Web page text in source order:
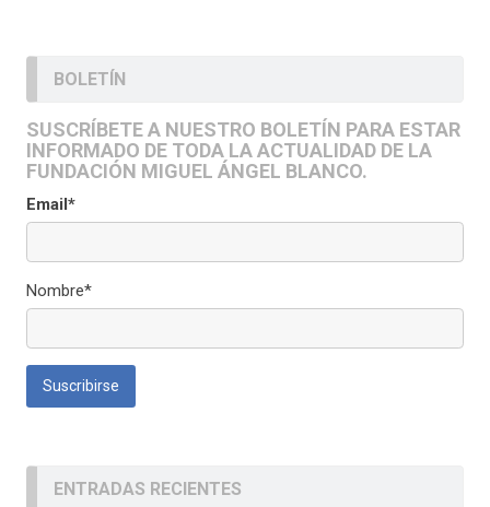
BOLETÍN
SUSCRÍBETE A NUESTRO BOLETÍN PARA ESTAR
INFORMADO DE TODA LA ACTUALIDAD DE LA
FUNDACIÓN MIGUEL ÁNGEL BLANCO.
Email*
Nombre*
ENTRADAS RECIENTES